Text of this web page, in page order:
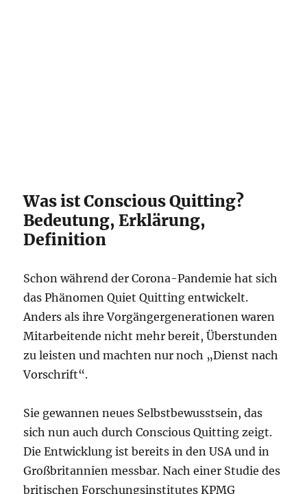
Was ist Conscious Quitting?
Bedeutung, Erklärung,
Definition
Schon während der Corona-Pandemie hat sich
das Phänomen Quiet Quitting entwickelt.
Anders als ihre Vorgängergenerationen waren
Mitarbeitende nicht mehr bereit, Überstunden
zu leisten und machten nur noch „Dienst nach
Vorschrift“.
Sie gewannen neues Selbstbewusstsein, das
sich nun auch durch Conscious Quitting zeigt.
Die Entwicklung ist bereits in den USA und in
Großbritannien messbar. Nach einer Studie des
britischen Forschungsinstitutes KPMG